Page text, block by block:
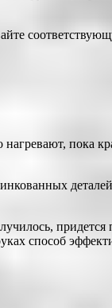
пока
способ